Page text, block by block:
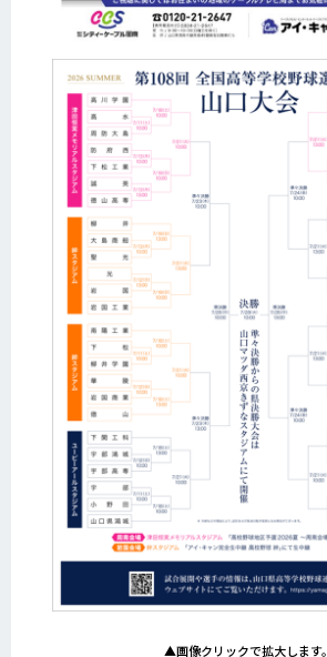
▲画像クリックで拡大します。